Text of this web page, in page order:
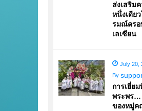
ส่งเสริม
หนึ่งเดีย
รมณ์ครอ
เลเซียน
July 20,
By
การเยี่ย
พระพร…
ของหมู่ค